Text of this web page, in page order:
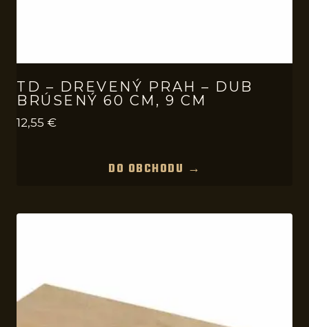
TD – DREVENÝ PRAH – DUB
BRÚSENÝ 60 CM, 9 CM
12,55 €
DO OBCHODU →